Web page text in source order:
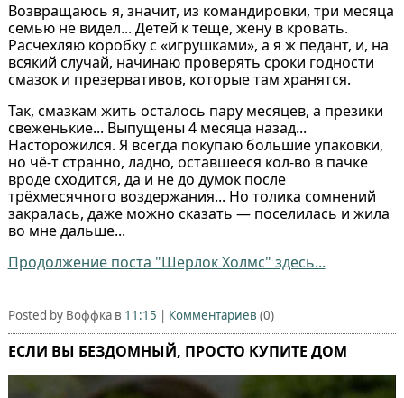
Возвращаюсь я, значит, из командировки, три месяца
семью не видел... Детей к тёще, жену в кровать.
Расчехляю коробку с «игрушками», а я ж педант, и, на
всякий случай, начинаю проверять сроки годности
смазок и презервативов, которые там хранятся.
Так, смазкам жить осталось пару месяцев, а презики
свеженькие... Выпущены 4 месяца назад...
Насторожился. Я всегда покупаю большие упаковки,
но чё-т странно, ладно, оставшееся кол-во в пачке
вроде сходится, да и не до думок после
трёхмесячного воздержания... Но толика сомнений
закралась, даже можно сказать — поселилась и жила
во мне дальше...
Продолжение поста "Шерлок Холмс" здесь...
Posted by Воффка в 11:15 | Комментариев (0)
ЕСЛИ ВЫ БЕЗДОМНЫЙ, ПРОСТО КУПИТЕ ДОМ